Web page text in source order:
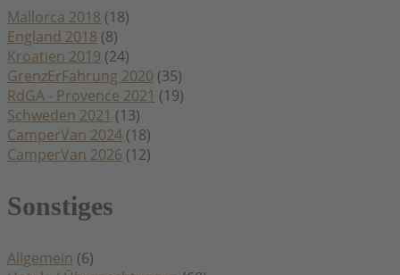
Mallorca 2018 (18)
England 2018 (8)
Kroatien 2019 (24)
GrenzErFahrung 2020 (35)
RdGA - Provence 2021 (19)
Schweden 2021 (13)
CamperVan 2024 (18)
CamperVan 2026 (12)
Sonstiges
Allgemein (6)